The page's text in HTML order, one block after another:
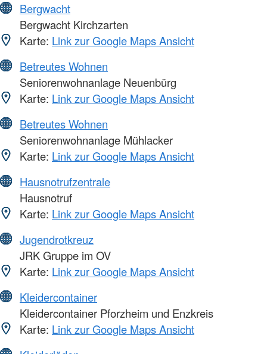
Bergwacht
Bergwacht Kirchzarten
Karte: Link zur Google Maps Ansicht
Betreutes Wohnen
Seniorenwohnanlage Neuenbürg
Karte: Link zur Google Maps Ansicht
Betreutes Wohnen
Seniorenwohnanlage Mühlacker
Karte: Link zur Google Maps Ansicht
Hausnotrufzentrale
Hausnotruf
Karte: Link zur Google Maps Ansicht
Jugendrotkreuz
JRK Gruppe im OV
Karte: Link zur Google Maps Ansicht
Kleidercontainer
Kleidercontainer Pforzheim und Enzkreis
Karte: Link zur Google Maps Ansicht